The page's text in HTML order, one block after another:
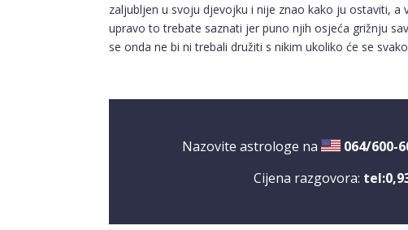
zaljubljen u svoju djevojku i nije znao kako ju ostaviti,
upravo to trebate saznati jer puno njih osjeća grižnju
se onda ne bi ni trebali družiti s nikim ukoliko će se
Nazovite astrologe na 064/600-
Cijena razgovora: